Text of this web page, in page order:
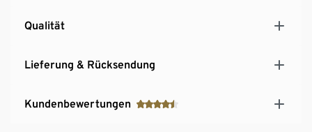
Qualität
Lieferung & Rücksendung
Kundenbewertungen